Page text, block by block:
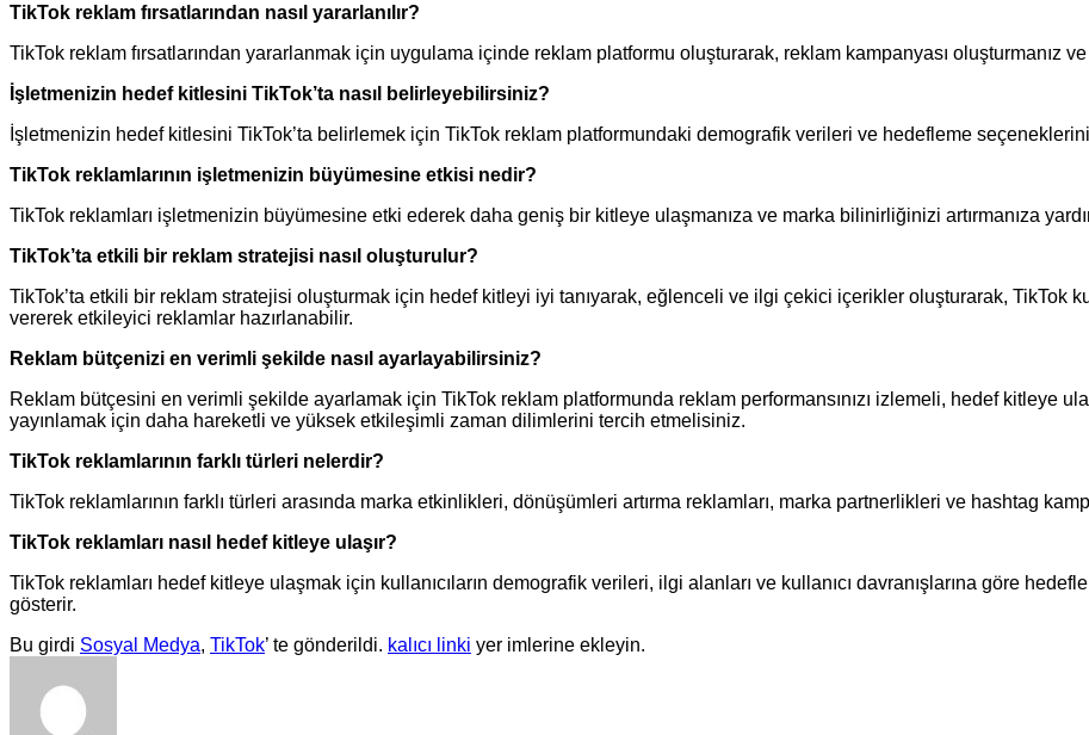
TikTok reklam fırsatlarından nasıl yararlanılır?
TikTok reklam fırsatlarından yararlanmak için uygulama içinde reklam platformu oluşturarak, reklam kampanyası oluşturmanız
İşletmenizin hedef kitlesini TikTok’ta nasıl belirleyebilirsiniz?
İşletmenizin hedef kitlesini TikTok’ta belirlemek için TikTok reklam platformundaki demografik verileri ve hedefleme
TikTok reklamlarının işletmenizin büyümesine etkisi nedir?
TikTok reklamları işletmenizin büyümesine etki ederek daha geniş bir kitleye ulaşmanıza ve marka bilinirliğinizi artırmanıza
TikTok’ta etkili bir reklam stratejisi nasıl oluşturulur?
TikTok’ta etkili bir reklam stratejisi oluşturmak için hedef kitleyi iyi tanıyarak, eğlenceli ve ilgi çekici içerikler oluşturarak, TikTok
vererek etkileyici reklamlar hazırlanabilir.
Reklam bütçenizi en verimli şekilde nasıl ayarlayabilirsiniz?
Reklam bütçesini en verimli şekilde ayarlamak için TikTok reklam platformunda reklam performansınızı izlemeli, hedef kitleye
yayınlamak için daha hareketli ve yüksek etkileşimli zaman dilimlerini tercih etmelisiniz.
TikTok reklamlarının farklı türleri nelerdir?
TikTok reklamlarının farklı türleri arasında marka etkinlikleri, dönüşümleri artırma reklamları, marka partnerlikleri ve hashtag
TikTok reklamları nasıl hedef kitleye ulaşır?
TikTok reklamları hedef kitleye ulaşmak için kullanıcıların demografik verileri, ilgi alanları ve kullanıcı davranışlarına göre
gösterir.
Bu girdi Sosyal Medya, TikTok’ te gönderildi. kalıcı linki yer imlerine ekleyin.